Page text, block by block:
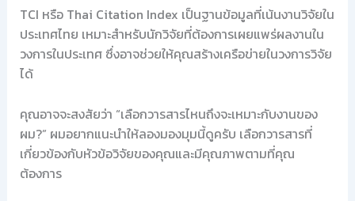
TCI หรือ Thai Citation Index เป็นฐานข้อมูลที่เน้นงานวิจัยใน
ประเทศไทย เหมาะสำหรับนักวิจัยที่ต้องการเผยแพร่ผลงานใน
วงการในประเทศ ซึ่งอาจช่วยให้คุณสร้างเครือข่ายในวงการวิจัย
ได้
คุณอาจจะสงสัยว่า “เลือกวารสารไหนถึงจะเหมาะกับงานของ
ผม?” ผมอยากแนะนำให้ลองมองมุมนี้ดูครับ เลือกวารสารที่
เกี่ยวข้องกับหัวข้อวิจัยของคุณและมีคุณภาพตามที่คุณ
ต้องการ